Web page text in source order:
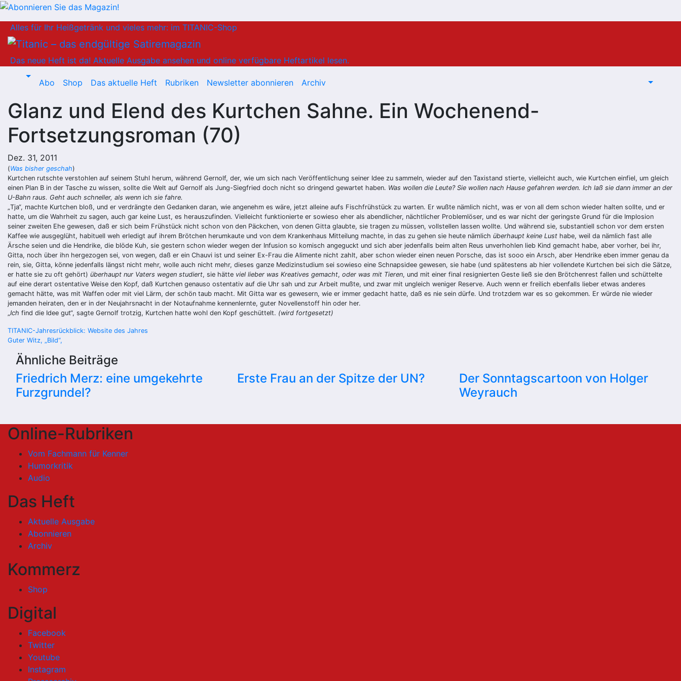
Inhalt
springen
Alles für Ihr Heißgetränk und vieles mehr: im TITANIC-Shop
Das neue Heft ist da! Aktuelle Ausgabe ansehen und online verfügbare Heftartikel lesen.
Abo Shop Das aktuelle Heft Rubriken Newsletter abonnieren Archiv
Glanz und Elend des Kurtchen Sahne. Ein Wochenend-
Fortsetzungsroman (70)
Dez. 31, 2011
(Was bisher geschah)
Kurtchen rutschte verstohlen auf seinem Stuhl herum, während Gernolf, der, wie um sich nach Veröffentlichung seiner Idee zu sammeln, wieder auf den Taxistand stierte, vielleicht auch, wie Kurtchen einfiel, um gleich
einen Plan B in der Tasche zu wissen, sollte die Welt auf Gernolf als Jung-Siegfried doch nicht so dringend gewartet haben. Was wollen die Leute? Sie wollen nach Hause gefahren werden. Ich laß sie dann immer an der
U-Bahn raus. Geht auch schneller, als wenn ich sie fahre.
„Tja“, machte Kurtchen bloß, und er verdrängte den Gedanken daran, wie angenehm es wäre, jetzt alleine aufs Fischfrühstück zu warten. Er wußte nämlich nicht, was er von all dem schon wieder halten sollte, und er
hatte, um die Wahrheit zu sagen, auch gar keine Lust, es herauszufinden. Vielleicht funktionierte er sowieso eher als abendlicher, nächtlicher Problemlöser, und es war nicht der geringste Grund für die Implosion
seiner zweiten Ehe gewesen, daß er sich beim Frühstück nicht schon von den Päckchen, von denen Gitta glaubte, sie tragen zu müssen, vollstellen lassen wollte. Und während sie, substantiell schon vor dem ersten
Kaffee wie ausgeglüht, habituell weh erledigt auf ihrem Brötchen herumkaute und von dem Krankenhaus Mitteilung machte, in das zu gehen sie heute nämlich überhaupt keine Lust habe, weil da nämlich fast alle
Ärsche seien und die Hendrike, die blöde Kuh, sie gestern schon wieder wegen der Infusion so komisch angeguckt und sich aber jedenfalls beim alten Reus unverhohlen lieb Kind gemacht habe, aber vorher, bei ihr,
Gitta, noch über ihn hergezogen sei, von wegen, daß er ein Chauvi ist und seiner Ex-Frau die Alimente nicht zahlt, aber schon wieder einen neuen Porsche, das ist sooo ein Arsch, aber Hendrike eben immer genau da
rein, sie, Gitta, könne jedenfalls längst nicht mehr, wolle auch nicht mehr, dieses ganze Medizinstudium sei sowieso eine Schnapsidee gewesen, sie habe (und spätestens ab hier vollendete Kurtchen bei sich die Sätze,
er hatte sie zu oft gehört) überhaupt nur Vaters wegen studiert, sie hätte viel lieber was Kreatives gemacht, oder was mit Tieren, und mit einer final resignierten Geste ließ sie den Brötchenrest fallen und schüttelte
auf eine derart ostentative Weise den Kopf, daß Kurtchen genauso ostentativ auf die Uhr sah und zur Arbeit mußte, und zwar mit ungleich weniger Reserve. Auch wenn er freilich ebenfalls lieber etwas anderes
gemacht hätte, was mit Waffen oder mit viel Lärm, der schön taub macht. Mit Gitta war es gewesern, wie er immer gedacht hatte, daß es nie sein dürfe. Und trotzdem war es so gekommen. Er würde nie wieder
jemanden heiraten, den er in der Neujahrsnacht in der Notaufnahme kennenlernte, guter Novellenstoff hin oder her.
„Ich find die Idee gut“, sagte Gernolf trotzig, Kurtchen hatte wohl den Kopf geschüttelt. (wird fortgesetzt)
Beitragsnavigation
TITANIC-Jahresrückblick: Website des Jahres
Guter Witz, „Bild“,
Ähnliche Beiträge
Friedrich Merz: eine umgekehrte
Furzgrundel?
Erste Frau an der Spitze der UN?
Der Sonntagscartoon von Holger
Weyrauch
Online-Rubriken
Vom Fachmann für Kenner
Humorkritik
Audio
Das Heft
Aktuelle Ausgabe
Abonnieren
Archiv
Kommerz
Shop
Digital
Facebook
Twitter
Youtube
Instagram